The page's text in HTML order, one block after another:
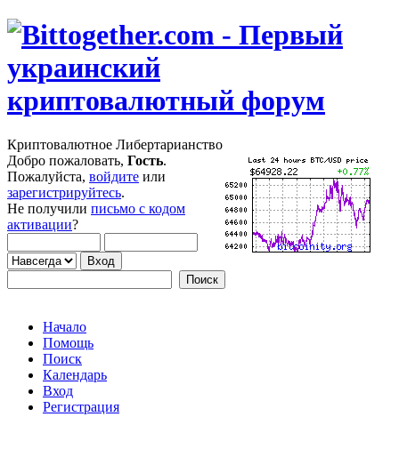
Криптовалютное Либертарианство
Добро пожаловать, Гость.
Пожалуйста, войдите или
зарегистрируйтесь.
Не получили письмо с кодом
активации?
Начало
Помощь
Поиск
Календарь
Вход
Регистрация